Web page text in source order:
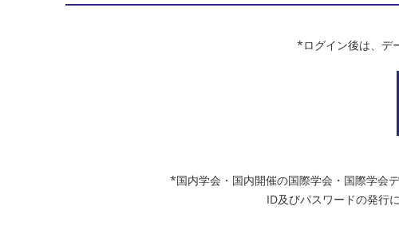
*ログイン後は、デ
*国内学会・国内開催の国際学会・国際学会
ID及びパスワードの発行